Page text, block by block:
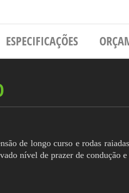
ESPECIFICAÇÕES
de longo curso e rodas
nível de prazer de condução